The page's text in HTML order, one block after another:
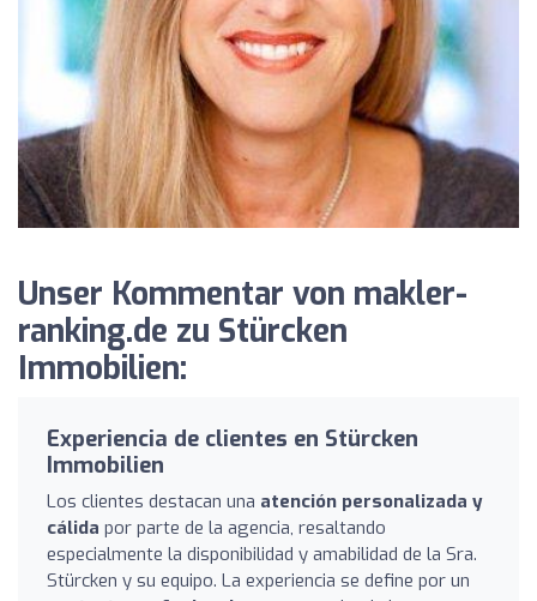
Unser Kommentar von makler-
ranking.de zu Stürcken
Immobilien:
Experiencia de clientes en Stürcken
Immobilien
Los clientes destacan una atención personalizada y
cálida por parte de la agencia, resaltando
especialmente la disponibilidad y amabilidad de la Sra.
Stürcken y su equipo. La experiencia se define por un